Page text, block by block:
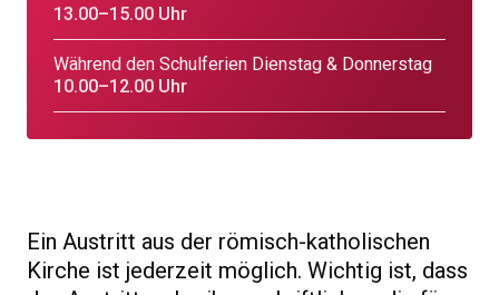
13.00–15.00 Uhr
Während den Schulferien Dienstag & Donnerstag
10.00–12.00 Uhr
Ein Austritt aus der römisch-katholischen
Kirche ist jederzeit möglich. Wichtig ist, dass